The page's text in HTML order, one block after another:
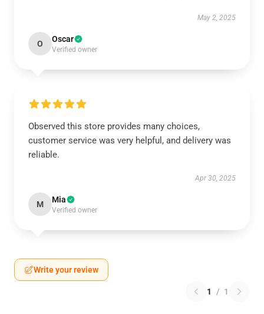
May 2, 2025
O Oscar
Verified owner
Observed this store provides many choices,
customer service was very helpful, and delivery was
reliable.
Apr 30, 2025
M Mia
Verified owner
Write your review
1 / 1